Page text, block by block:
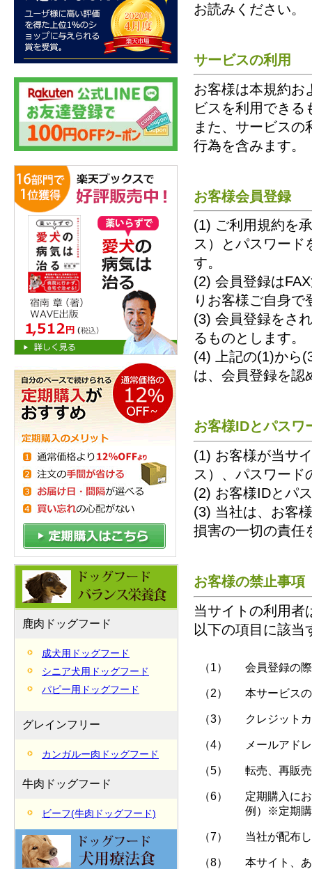
鹿肉ドッグフード
成犬用ドッグフード
シニア犬用ドッグフード
パピー用ドッグフード
グレインフリー
カンガルー肉ドッグフード
牛肉ドッグフード
ビーフ(牛肉ドッグフード)
お読みください。
サービスの利用
お客様は本規約お
ビスを利用できる
また、サービス
行為を含みます。
お客様会員登録
(1) ご利用規約を
ス）とパスワード
す。
(2) 会員登録は
りお客様ご自身で
(3) 会員登録をさ
るものとします。
(4) 上記の(1)から
は、会員登録を認
お客様IDとパスワ
(1) お客様が当サ
ス）、パスワード
(2) お客様IDとパ
(3) 当社は、お客
損害の一切の責任
お客様の禁止事項
当サイトの利用者
以下の項目に該当
（1） 会員登録の
（2） 本サービス
（3） クレジット
（4） メールアド
（5） 転売、再販
（6）
定期購入に
例）※定期購
（7） 当社が配布
（8）
本サイト、